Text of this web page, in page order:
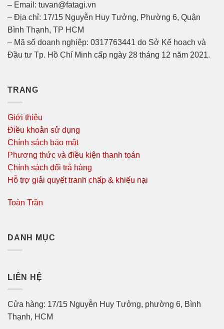
– Email: tuvan@fatagi.vn
– Địa chỉ: 17/15 Nguyễn Huy Tưởng, Phường 6, Quận
Bình Thạnh, TP HCM
– Mã số doanh nghiệp: 0317763441 do Sở Kế hoạch và
Đầu tư Tp. Hồ Chí Minh cấp ngày 28 tháng 12 năm 2021.
TRANG
Giới thiệu
Điều khoản sử dụng
Chính sách bảo mật
Phương thức và điều kiện thanh toán
Chính sách đổi trả hàng
Hỗ trợ giải quyết tranh chấp & khiếu nại
Toàn Trần
DANH MỤC
LIÊN HỆ
Cửa hàng: 17/15 Nguyễn Huy Tưởng, phường 6, Bình
Thạnh, HCM